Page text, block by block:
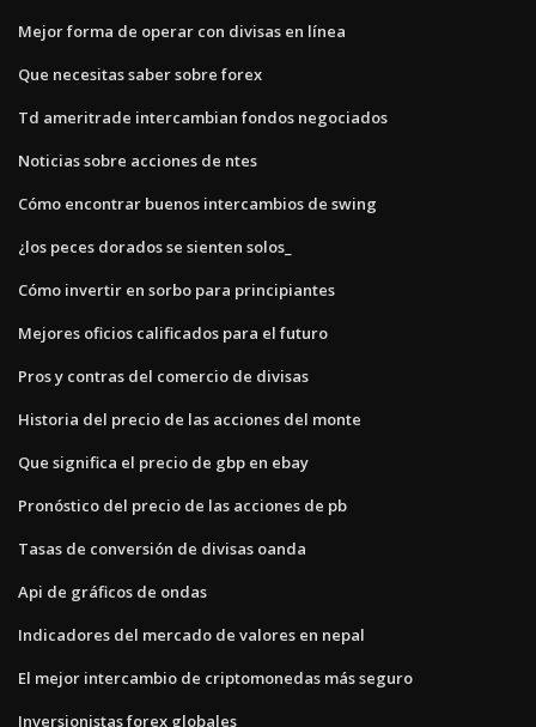
Mejor forma de operar con divisas en línea
Que necesitas saber sobre forex
Td ameritrade intercambian fondos negociados
Noticias sobre acciones de ntes
Cómo encontrar buenos intercambios de swing
¿los peces dorados se sienten solos_
Cómo invertir en sorbo para principiantes
Mejores oficios calificados para el futuro
Pros y contras del comercio de divisas
Historia del precio de las acciones del monte
Que significa el precio de gbp en ebay
Pronóstico del precio de las acciones de pb
Tasas de conversión de divisas oanda
Api de gráficos de ondas
Indicadores del mercado de valores en nepal
El mejor intercambio de criptomonedas más seguro
Inversionistas forex globales